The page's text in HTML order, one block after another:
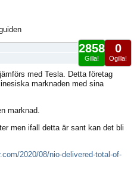
0
Ogilla!
2858
Gilla!
med Tesla. Detta företag
marknaden med sina
marknad.
men ifall detta är sant kan det bli
2020/08/nio-delivered-total-of-